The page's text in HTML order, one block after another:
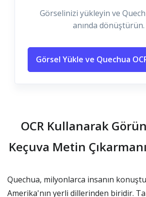
Görselinizi yükleyin ve
anında dönüştürün.
Görsel Yükle ve Quechua
OCR Kullanarak
Keçuva Metin
Quechua, milyonlarca insanın
Amerika'nın yerli dillerinden biridir.